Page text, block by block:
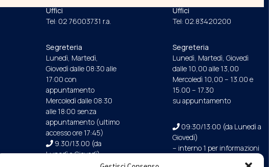
Uffici
Tel: 02 76003731 r.a.
Segreteria
Lunedì, Martedì,
Giovedì dalle 08:30 alle
17:00 con
appuntamento
Mercoledì dalle 08:30
alle 18:00 senza
appuntamento (ultimo
accesso ore 17:45)
9.30/13.00 (da
Lunedì a Giovedì)
Uffici
Tel: 02.83420200
Segreteria
Lunedì, Martedì, Giovedì
dalle 10,00 alle 13,00
Mercoledì 10,00 – 13.00 e
15.00 – 17.30
su appuntamento
09:30/13:00 (da Lunedì a
Giovedì)
– interno 1 per informazioni